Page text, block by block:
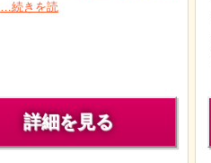
…続きを読
詳細を見る